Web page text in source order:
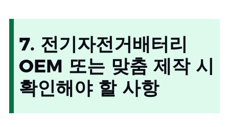
7. 전기자전거배터리
OEM 또는 맞춤 제작 시
확인해야 할 사항